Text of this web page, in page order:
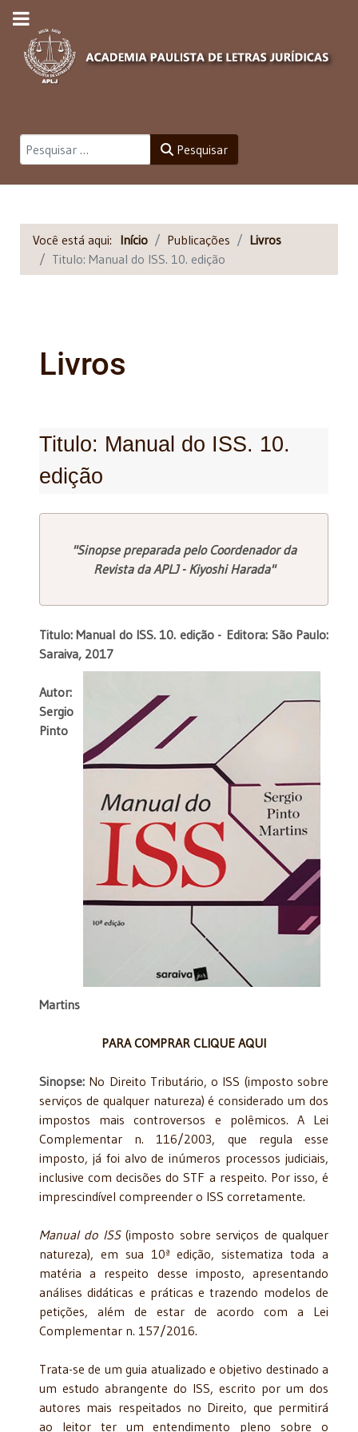
Pesquisar Pesquisar
Você está aqui: Início Publicações
Livros
Titulo: Manual do ISS. 10. edição
Livros
Titulo: Manual do ISS. 10.
edição
"Sinopse preparada pelo Coordenador da
Revista da APLJ - Kiyoshi Harada"
Titulo: Manual do ISS. 10. edição - Editora: São Paulo:
Saraiva, 2017
Autor:
Sergio
Pinto
Martins
PARA COMPRAR CLIQUE AQUI
Sinopse: No Direito Tributário, o ISS (imposto sobre
serviços de qualquer natureza) é considerado um dos
impostos mais controversos e polêmicos. A Lei
Complementar n. 116/2003, que regula esse
imposto, já foi alvo de inúmeros processos judiciais,
inclusive com decisões do STF a respeito. Por isso, é
imprescindível compreender o ISS corretamente.
Manual do ISS(imposto sobre serviços de qualquer
natureza), em sua 10ª edição, sistematiza toda a
matéria a respeito desse imposto, apresentando
análises didáticas e práticas e trazendo modelos de
petições, além de estar de acordo com a Lei
Complementar n. 157/2016.
Trata-se de um guia atualizado e objetivo destinado a
um estudo abrangente do ISS, escrito por um dos
autores mais respeitados no Direito, que permitirá
ao leitor ter um entendimento pleno sobre o